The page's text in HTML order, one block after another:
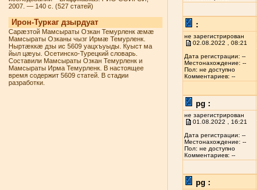
2007. — 140 с. (527 статей)
Ирон-Туркаг дзырдуат
Сарæзтой Мамсыраты Озкан Темурленк æмæ
Мамсыраты Озканы чызг Ирмæ Темурленк.
Ныртæккæ дзы ис 5609 уацхъуыды. Куыст ма
йыл цæуы. Осетинско-Турецкий словарь.
Составили Мамсыраты Озкан Темурленк и
Мамсыраты Ирма Темурленк. В настоящее
время содержит 5609 статей. В стадии
разработки.
:
не зарегистрирован
02.08.2022 , 08:21
Дата регистрации: --
Местонахождение: --
Пол: не доступно
Комментариев: --
pg :
не зарегистрирован
01.08.2022 , 16:21
Дата регистрации: --
Местонахождение: --
Пол: не доступно
Комментариев: --
pg :